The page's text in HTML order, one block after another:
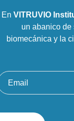
En VITRUVIO
un abanico de
biomecánica y la